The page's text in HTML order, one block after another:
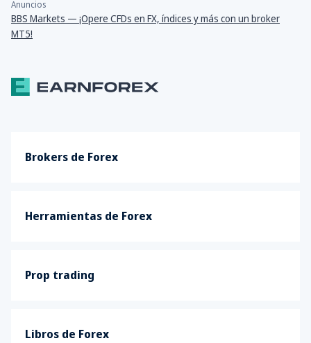
Anuncios
BBS Markets — ¡Opere CFDs en FX, índices y más con un broker
MT5!
Brokers de Forex
Herramientas de Forex
Prop trading
Libros de Forex